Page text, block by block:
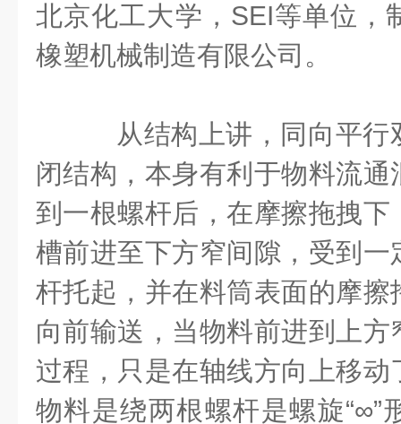
北京化工大学，SEI等单位，
橡塑机械制造有限公司 。
从结构上讲， 同向平行
闭结构，本身有利于物料流
到一根螺杆后，在摩擦拖拽
槽前进至下方窄间隙，受到
杆托起，并在料筒表面的摩
向前输送，当物料前进到上
过程，只是在轴线方向上移
物料是绕两根螺杆是螺旋“∞”